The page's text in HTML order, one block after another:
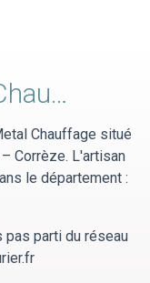
Sarl Pro Metal Chauffage
Chauffage situé
Corrèze. L'artisan
le département :
pas parti du réseau